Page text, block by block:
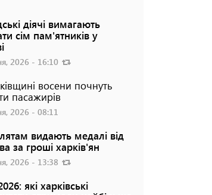
діячі вимагають
сім пам'ятників у
2026 - 16:10
восени почнуть
пасажирів
2026 - 08:11
видають медалі від
за гроші харків'ян
2026 - 13:38
які харківські